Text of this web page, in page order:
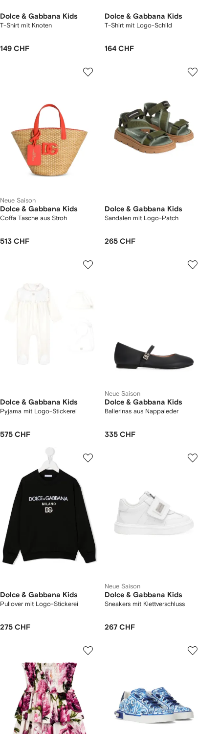
Dolce & Gabbana Kids
T-Shirt mit Knoten
149 CHF
Dolce & Gabbana Kids
T-Shirt mit Logo-Schild
164 CHF
Neue Saison
Dolce & Gabbana Kids
Coffa Tasche aus Stroh
513 CHF
Dolce & Gabbana Kids
Sandalen mit Logo-Patch
265 CHF
Dolce & Gabbana Kids
Pyjama mit Logo-Stickerei
575 CHF
Neue Saison
Dolce & Gabbana Kids
Ballerinas aus Nappaleder
335 CHF
Dolce & Gabbana Kids
Pullover mit Logo-Stickerei
275 CHF
Neue Saison
Dolce & Gabbana Kids
Sneakers mit Klettverschluss
267 CHF